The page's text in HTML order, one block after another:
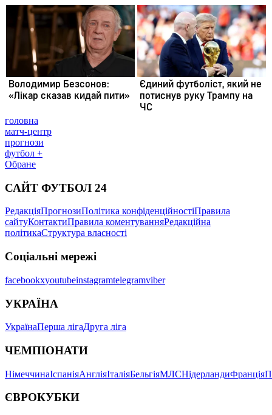
головна
матч-центр
прогнози
футбол +
Обране
САЙТ ФУТБОЛ 24
РедакціяПрогнозиПолітика конфіденційностіПравила
сайтуКонтактиПравила коментуванняРедакційна
політикаСтруктура власності
Соціальні мережі
facebookxyoutubeinstagramtelegramviber
УКРАЇНА
УкраїнаПерша лігаДруга ліга
ЧЕМПІОНАТИ
НімеччинаІспаніяАнгліяІталіяБельгіяМЛСНідерландиФранція
ЄВРОКУБКИ